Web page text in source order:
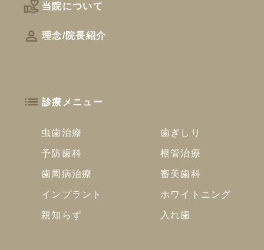
当院について
理念/院長紹介
診療メニュー
虫歯治療
歯ぎしり
予防歯科
根管治療
歯周病治療
審美歯科
インプラント
ホワイトニング
親知らず
入れ歯